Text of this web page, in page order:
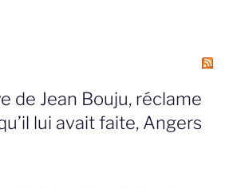
de Jean Bouju, réclame
lui avait faite, Angers